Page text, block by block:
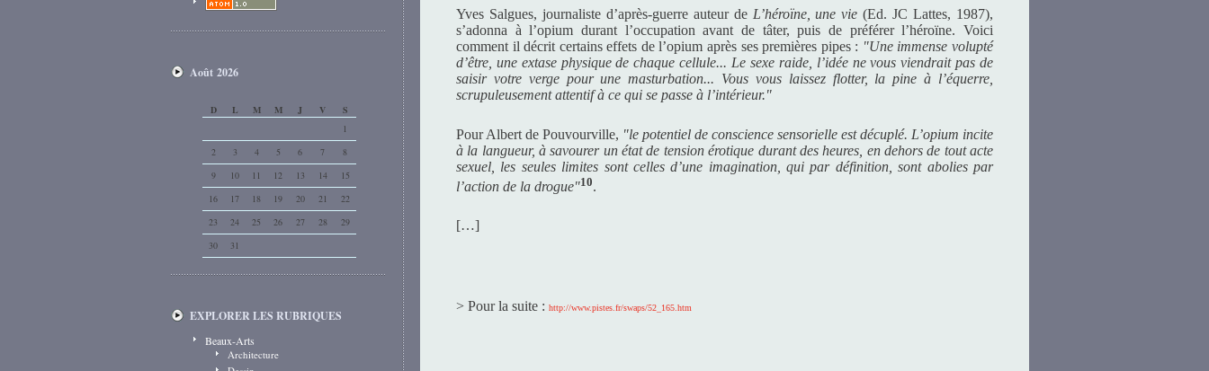
Août 2026
D L M M J V
S
1
2
3 4 5 6 7
8
9
10 11 12 13 14
15
16
17 18 19 20 21
22
23
24 25 26 27 28
29
30
31
EXPLORER LES RUBRIQUES
Beaux-Arts
Architecture
Yves Salgues, journaliste d’après-guerre auteur de L’héroïne, une vie (Ed. JC Lattes, 1987),
s’adonna à l’opium durant l’occupation avant de tâter, puis de préférer l’héroïne. Voici
comment il décrit certains effets de l’opium après ses premières pipes : "Une immense volupté
d’être, une extase physique de chaque cellule... Le sexe raide, l’idée ne vous viendrait pas de
saisir votre verge pour une masturbation... Vous vous laissez flotter, la pine à l’équerre,
scrupuleusement attentif à ce qui se passe à l’intérieur."
Pour Albert de Pouvourville, "le potentiel de conscience sensorielle est décuplé. L’opium incite
à la langueur, à savourer un état de tension érotique durant des heures, en dehors de tout acte
sexuel, les seules limites sont celles d’une imagination, qui par définition, sont abolies par
l’action de la drogue"10.
[…]
> Pour la suite : http://www.pistes.fr/swaps/52_165.htm